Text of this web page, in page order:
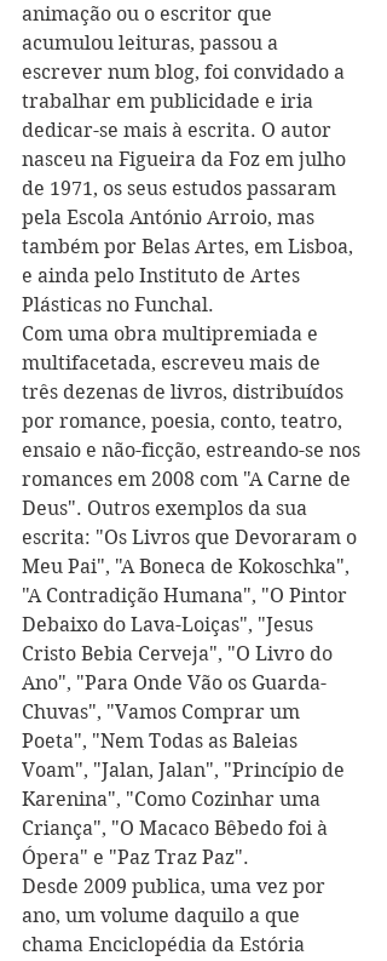
animação ou o escritor que
acumulou leituras, passou a
escrever num blog, foi convidado a
trabalhar em publicidade e iria
dedicar-se mais à escrita. O autor
nasceu na Figueira da Foz em julho
de 1971, os seus estudos passaram
pela Escola António Arroio, mas
também por Belas Artes, em Lisboa,
e ainda pelo Instituto de Artes
Plásticas no Funchal.
Com uma obra multipremiada e
multifacetada, escreveu mais de
três dezenas de livros, distribuídos
por romance, poesia, conto, teatro,
ensaio e não-ficção, estreando-se nos
romances em 2008 com "A Carne de
Deus". Outros exemplos da sua
escrita: "Os Livros que Devoraram o
Meu Pai", "A Boneca de Kokoschka",
"A Contradição Humana", "O Pintor
Debaixo do Lava-Loiças", "Jesus
Cristo Bebia Cerveja", "O Livro do
Ano", "Para Onde Vão os Guarda-
Chuvas", "Vamos Comprar um
Poeta", "Nem Todas as Baleias
Voam", "Jalan, Jalan", "Princípio de
Karenina", "Como Cozinhar uma
Criança", "O Macaco Bêbedo foi à
Ópera" e "Paz Traz Paz".
Desde 2009 publica, uma vez por
ano, um volume daquilo a que
chama Enciclopédia da Estória